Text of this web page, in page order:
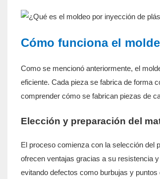
Cómo funciona el
Como se mencionó anteriormente, el
eficiente. Cada pieza se fabrica de forma
comprender cómo se fabrican piezas de
Elección y preparación del
El proceso comienza con la selección del
ofrecen ventajas gracias a su resistencia
evitando defectos como burbujas y puntos